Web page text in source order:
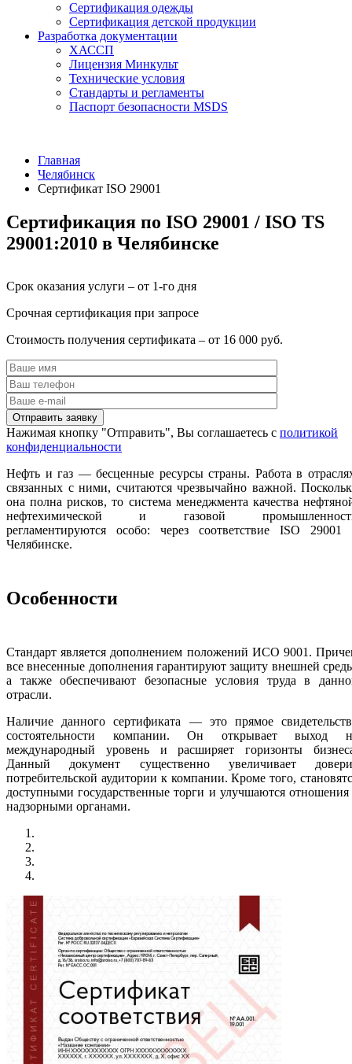
Сертификация одежды
Сертификация детской продукции
Разработка документации
ХАССП
Лицензия Минкульт
Технические условия
Стандарты и регламенты
Паспорт безопасности MSDS
Главная
Челябинск
Сертификат ISO 29001
Сертификация по ISO 29001 / ISO TS
29001:2010 в Челябинске
Срок оказания услуги – от 1-го дня
Срочная сертификация при запросе
Стоимость получения сертификата – от 16 000 руб.
Нажимая кнопку "Отправить", Вы соглашаетесь с политикой
конфиденциальности
Нефть и газ — бесценные ресурсы страны. Работа в
связанных с ними, считаются чрезвычайно важной.
она полна рисков, то система менеджмента качества
нефтехимической и газовой
регламентируются особо: через соответствие ISO 29001
Челябинске.
Особенности
Стандарт является дополнением положений ИСО 9001.
все внесенные дополнения гарантируют защиту внешней
а также обеспечивают безопасные условия труда в
отрасли.
Наличие данного сертификата — это прямое
состоятельности компании. Он открывает выход
международный уровень и расширяет горизонты
Данный документ существенно увеличивает
потребительской аудитории к компании. Кроме того,
доступными государственные торги и улучшаются отношения
надзорными органами.